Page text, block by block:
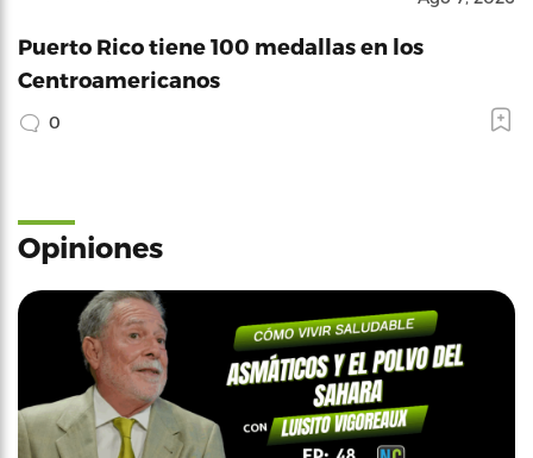
Puerto Rico tiene 100 medallas en los
Centroamericanos
0
Opiniones